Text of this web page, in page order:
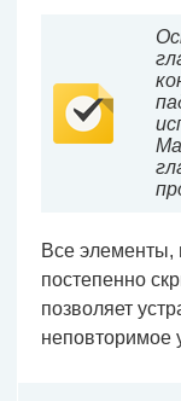
Все элементы,
постепенно
позволяет
неповторимое